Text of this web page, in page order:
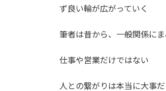
ず良い輪が広がっていく
筆者は昔から、一般関係に
仕事や営業だけではない
人との繋がりは本当に大事